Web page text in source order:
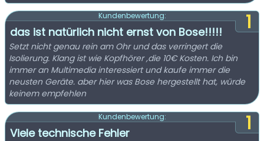
1
Kundenbewertung:
das ist natürlich nicht ernst von Bose!!!!!
Setzt nicht genau rein am Ohr und das verringert die
Isolierung. Klang ist wie Kopfhörer ,die 10€ Kosten. Ich bin
immer an Multimedia interessiert und kaufe immer die
neusten Geräte. aber hier was Bose hergestellt hat, würde
keinem empfehlen
1
Kundenbewertung:
Viele technische Fehler